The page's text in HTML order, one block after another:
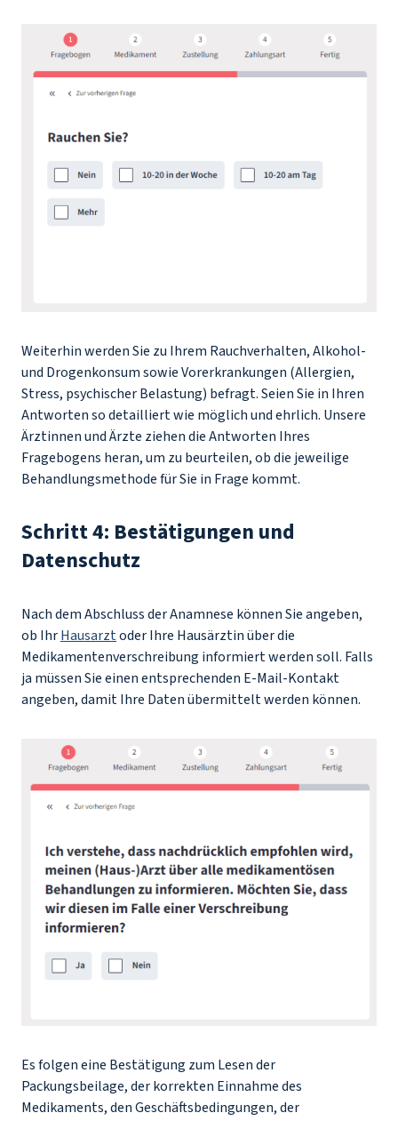
Weiterhin werden Sie zu Ihrem Rauchverhalten, Alkohol-
und Drogenkonsum sowie Vorerkrankungen (Allergien,
Stress, psychischer Belastung) befragt. Seien Sie in Ihren
Antworten so detailliert wie möglich und ehrlich. Unsere
Ärztinnen und Ärzte ziehen die Antworten Ihres
Fragebogens heran, um zu beurteilen, ob die jeweilige
Behandlungsmethode für Sie in Frage kommt.
Schritt 4: Bestätigungen und
Datenschutz
Nach dem Abschluss der Anamnese können Sie angeben,
ob IhrHausarztoder Ihre Hausärztin über die
Medikamentenverschreibung informiert werden soll. Falls
ja müssen Sie einen entsprechenden E-Mail-Kontakt
angeben, damit Ihre Daten übermittelt werden können.
Es folgen eine Bestätigung zum Lesen der
Packungsbeilage, der korrekten Einnahme des
Medikaments, den Geschäftsbedingungen, der